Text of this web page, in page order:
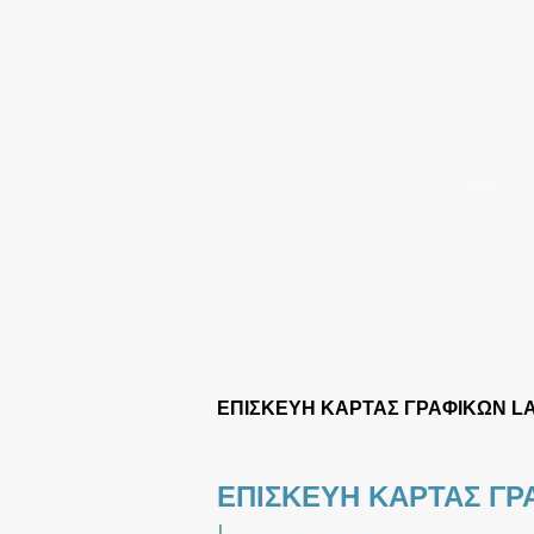
ΕΠΙΣΚΕΥΗ ΚΑΡΤΑΣ ΓΡΑΦΙΚΩΝ
ΕΠΙΣΚΕΥΗ ΚΑΡΤΑΣ